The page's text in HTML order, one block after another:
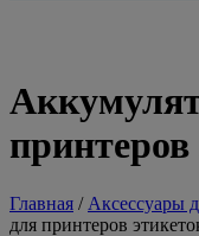
Главная / Аксессуары
для принтеров